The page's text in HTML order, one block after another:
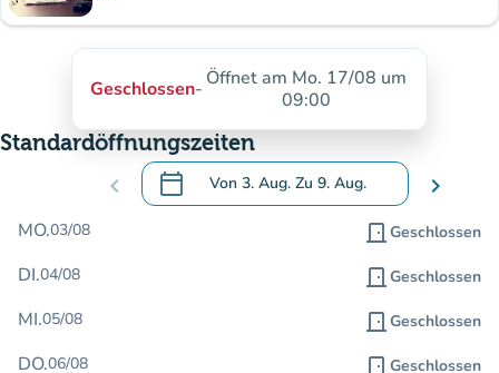
Geschlossen- Öffnet am Mo. 17/08 um
09:00
Standardöffnungszeiten
chevron_left calendar_today Von 3. Aug. Zu 9. Aug.
.Öffnen Sie den Kalender, um Daten zu
chevron_right
MO.03/08 door_front Geschlossen
DI.04/08 door_front Geschlossen
MI.05/08 door_front Geschlossen
DO.06/08 door_front Geschlossen